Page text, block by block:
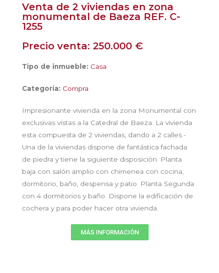
Venta de 2 viviendas en zona
monumental de Baeza REF. C-
1255
Precio venta: 250.000 €
Tipo de inmueble: Casa
Categoría: Compra
Impresionante vivienda en la zona Monumental con
exclusivas vistas a la Catedral de Baeza. La vivienda
esta compuesta de 2 viviendas, dando a 2 calles.-
Una de la viviendas dispone de fantástica fachada
de piedra y tiene la siguiente disposición: Planta
baja con salón amplio con chimenea con cocina,
dormitorio, baño, despensa y patio. Planta Segunda
con 4 dormitorios y baño. Dispone la edificación de
cochera y para poder hacer otra vivienda.
MÁS INFORMACIÓN